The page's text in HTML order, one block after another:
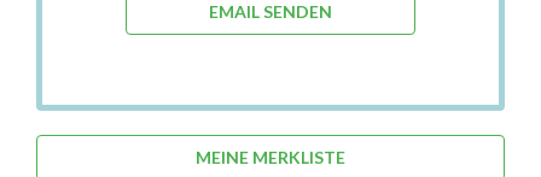
EMAIL SENDEN
MEINE MERKLISTE